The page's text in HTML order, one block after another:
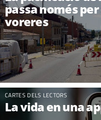
passa només
voreres
CARTES DELS LECTORS
La vida en una